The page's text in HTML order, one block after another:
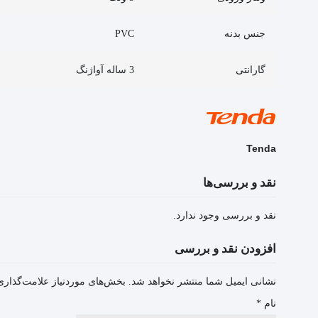
جنس بدنه PVC
گارانتی 3 ساله آواژنگ
Tenda
نقد و بررسی‌ها
نقد و بررسی وجود ندارد.
افزودن نقد و بررسی
نشانی ایمیل شما منتشر نخواهد شد. بخش‌های موردنیاز
نام *